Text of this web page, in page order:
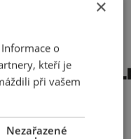
×
o
kteří je
při vašem
Nezařazené